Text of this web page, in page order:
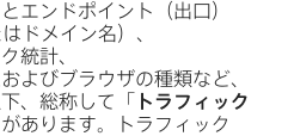
エンドポイント​（出口）​
ドメイン名）、​
統計、​
よび​ブラウザの​種類など、​
、​総称して​「
トラフィック​
あります。​トラフィック​